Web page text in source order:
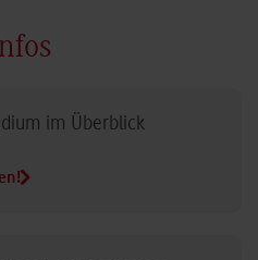
im Überblick